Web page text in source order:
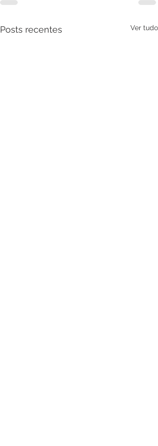
Posts recentes Ver tudo